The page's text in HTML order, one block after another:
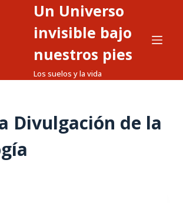
Un Universo
invisible bajo
nuestros pies
Los suelos y la vida
Divulgación de la